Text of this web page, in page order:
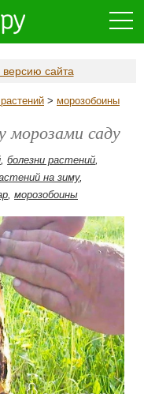
сайта
> морозобоины
морозами саду
, болезни растений,
на зиму,
, морозобоины